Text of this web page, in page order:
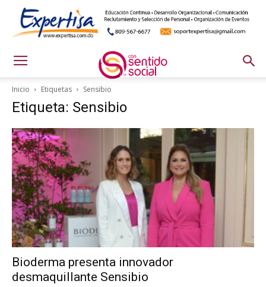
Inicio Etiquetas Sensibio
Etiqueta: Sensibio
Bioderma presenta innovador
desmaquillante Sensibio